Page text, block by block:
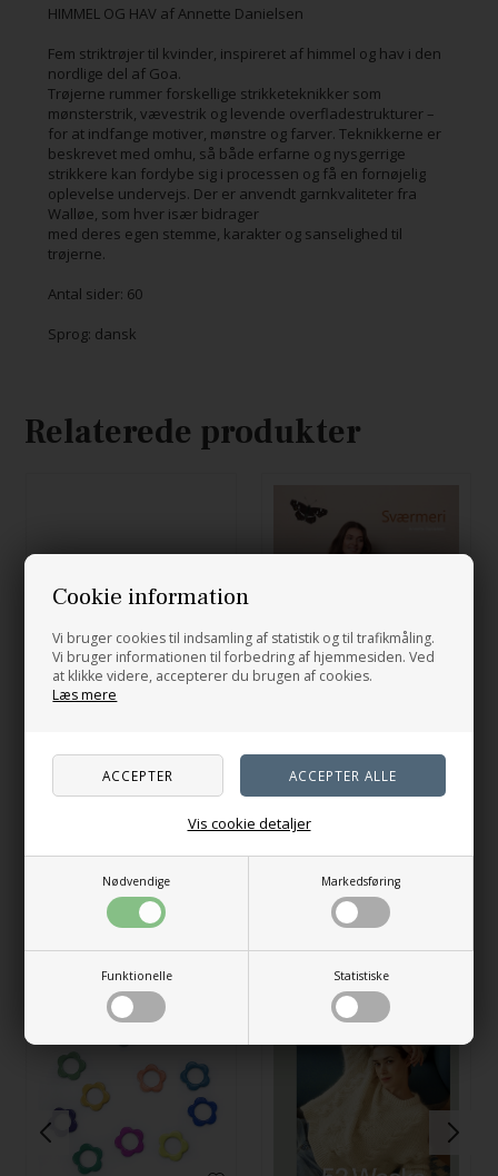
Cookie information
Vi bruger cookies til indsamling af statistik og til trafikmåling.
Vi bruger informationen til forbedring af hjemmesiden. Ved
at klikke videre, accepterer du brugen af cookies.
Læs mere
Nødvendige Markedsføring
Funktionelle Statistiske
Vis cookie detaljer
HIMMEL OG HAV af Annette Danielsen
Fem striktrøjer til kvinder, inspireret af himmel og hav i den
nordlige del af Goa.
Trøjerne rummer forskellige strikketeknikker som
mønsterstrik, vævestrik og levende overfladestrukturer –
for at indfange motiver, mønstre og farver. Teknikkerne er
beskrevet med omhu, så både erfarne og nysgerrige
strikkere kan fordybe sig i processen og få en fornøjelig
oplevelse undervejs. Der er anvendt garnkvaliteter fra
Walløe, som hver især bidrager
med deres egen stemme, karakter og sanselighed til
trøjerne.
Antal sider: 60
Sprog: dansk
Relaterede produkter
Drømme tager form
Andre købte også